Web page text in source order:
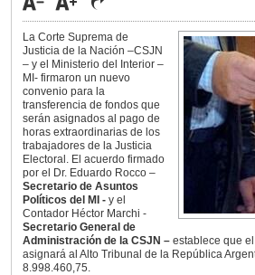
La Corte Suprema de
Justicia de la Nación –CSJN
– y el Ministerio del Interior –
MI- firmaron un nuevo
convenio para la
transferencia de fondos que
serán asignados al pago de
horas extraordinarias de los
trabajadores de la Justicia
Electoral. El acuerdo firmado
por el Dr. Eduardo Rocco –
Secretario de Asuntos
Políticos del MI - y el
Contador Héctor Marchi -
Secretario General de
Administración de la CSJN – establece que
asignará al Alto Tribunal de la República
8.998.460,75.